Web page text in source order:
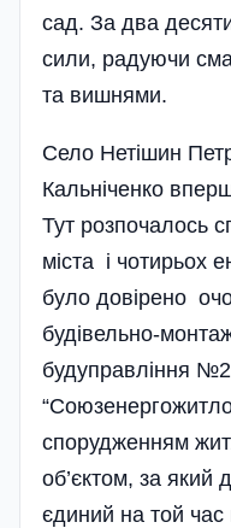
сад. За два
сили, радуючи
та вишнями.
Село Нетішин
Кальніченко
Тут розпочалось
міста і чотирьох
було довірено
будівельно-
будуправління
спорудженням
об’єктом, за який
єдиний на той час